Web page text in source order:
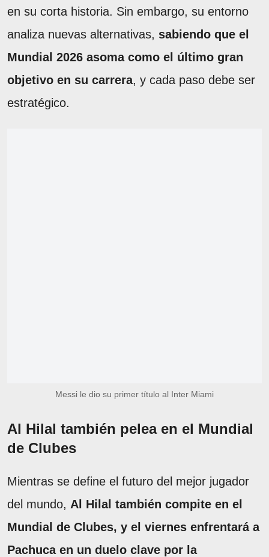
en su corta historia. Sin embargo, su entorno
analiza nuevas alternativas, sabiendo que el
Mundial 2026 asoma como el último gran
objetivo en su carrera, y cada paso debe ser
estratégico.
Messi le dio su primer título al Inter Miami
Al Hilal también pelea en el Mundial
de Clubes
Mientras se define el futuro del mejor jugador
del mundo, Al Hilal también compite en el
Mundial de Clubes, y el viernes enfrentará a
Pachuca en un duelo clave por la